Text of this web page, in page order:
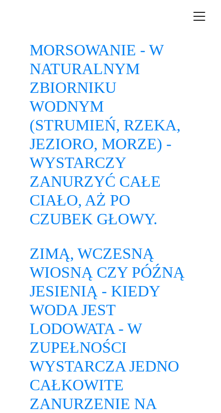
MORSOWANIE - W
NATURALNYM
ZBIORNIKU
WODNYM
(STRUMIEŃ, RZEKA,
JEZIORO, MORZE) -
WYSTARCZY
ZANURZYĆ CAŁE
CIAŁO, AŻ PO
CZUBEK GŁOWY.
ZIMĄ, WCZESNĄ
WIOSNĄ CZY PÓŹNĄ
JESIENIĄ - KIEDY
WODA JEST
LODOWATA - W
ZUPEŁNOŚCI
WYSTARCZA JEDNO
CAŁKOWITE
ZANURZENIE NA